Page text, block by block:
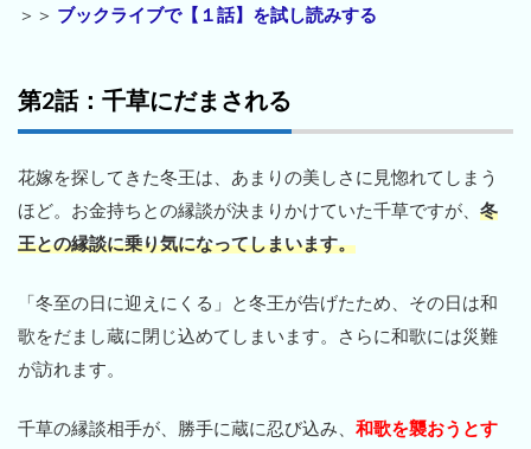
＞＞ ブックライブで【１話】を試し読みする
第2話：千草にだまされる
花嫁を探してきた冬王は、あまりの美しさに見惚れてしまう
ほど。お金持ちとの縁談が決まりかけていた千草ですが、 冬
王との縁談に乗り気になってしまいます。
「冬至の日に迎えにくる」と冬王が告げたため、その日は和
歌をだまし蔵に閉じ込めてしまいます。さらに和歌には災難
が訪れます。
千草の縁談相手が、勝手に蔵に忍び込み、 和歌を襲おうとす